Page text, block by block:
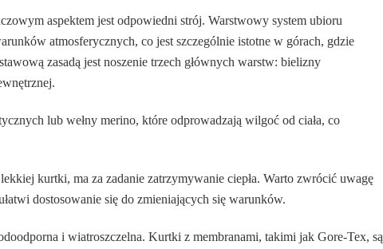
aspektem jest odpowiedni strój. Warstwowy system ubioru
atmosferycznych, co jest szczególnie istotne w górach, gdzie
zasadą jest noszenie trzech głównych warstw: bielizny
lub wełny merino, które odprowadzają wilgoć od ciała, co
kurtki, ma za zadanie zatrzymywanie ciepła. Warto zwrócić uwagę
dostosowanie się do zmieniających się warunków.
i wiatroszczelna. Kurtki z membranami, takimi jak Gore-Tex, są